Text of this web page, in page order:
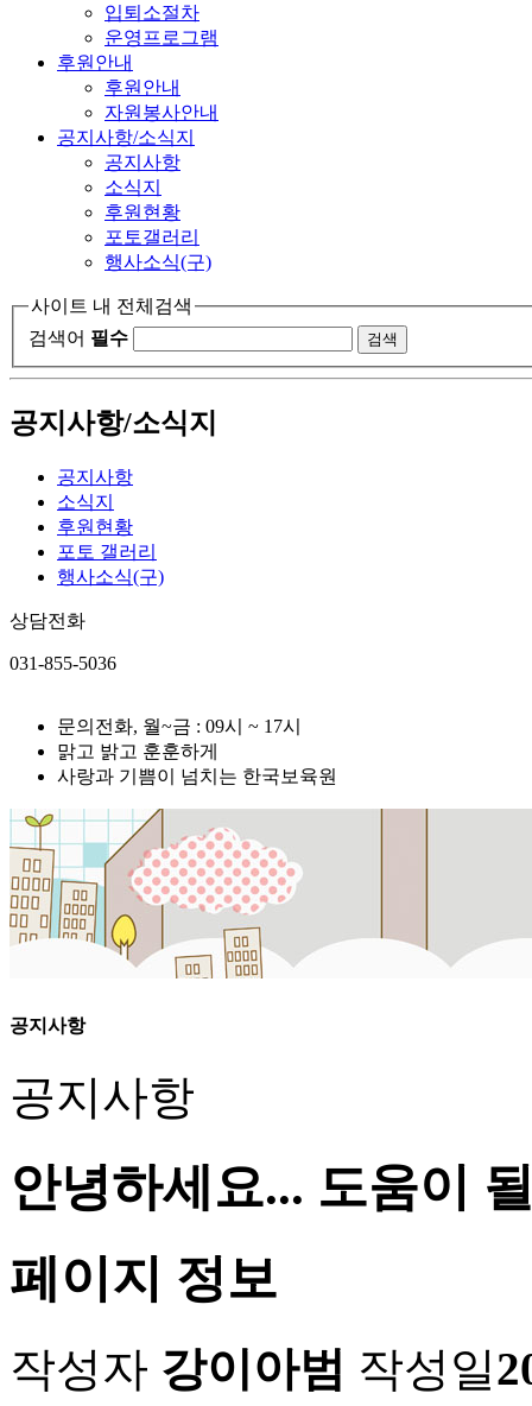
입퇴소절차
운영프로그램
후원안내
후원안내
자원봉사안내
공지사항/소식지
공지사항
소식지
후원현황
포토갤러리
행사소식(구)
사이트 내 전체검색
검색어 필수
공지사항/소식지
공지사항
소식지
후원현황
포토 갤러리
행사소식(구)
상담전화
031-855-5036
문의전화, 월~금 : 09시 ~ 17시
맑고 밝고 훈훈하게
사랑과 기쁨이 넘치는 한국보육원
공지사항
공지사항
안녕하세요... 도움이
페이지 정보
작성자 강이아범 작성일